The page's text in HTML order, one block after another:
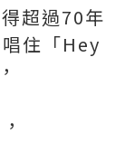
超過70年
住「Hey